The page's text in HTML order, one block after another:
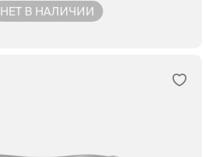
НЕТ В НАЛИЧИИ